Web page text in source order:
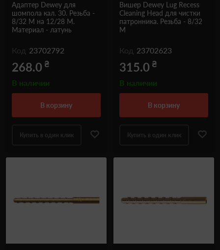
Адаптер Dewey для
шомпола кал. 30. Резьба -
8/32 М на 12/28 М.
Материал - латунь
Код 23702792
268.0 ₴
В наличии
в корзину
Купить в один клик
Вишер Dewey Lug Recess
Cleaning Head для чистки
патронника. Резьба - 8/32
М
Код 23702623
315.0 ₴
В наличии
в корзину
Купить в один клик